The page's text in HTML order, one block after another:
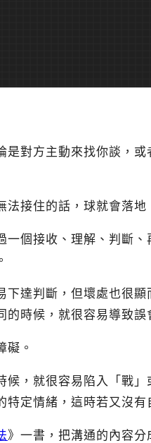
對方主動來找你談，
接住的話，球就會落地
個接收、理解、判斷
達判斷，但壞處也很
時候，就很容易導致誤
礙。
，就很容易陷入「戰
定情緒，這時若又沒
》一書，把溝通的內容